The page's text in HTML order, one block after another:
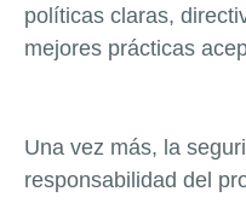
políticas claras,
mejores prácticas
Una vez más, la
responsabilidad del